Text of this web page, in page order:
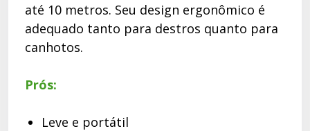
até 10 metros. Seu design ergonômico é
adequado tanto para destros quanto para
canhotos.
Prós:
Leve e portátil